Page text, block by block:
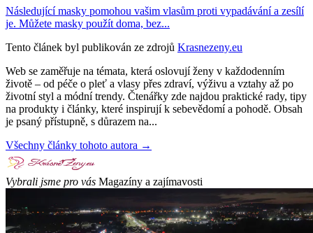
Následující masky pomohou vašim vlasům proti vypadávání a zesílí
je. Můžete masky použít doma, bez...
Tento článek byl publikován ze zdrojů Krasnezeny.eu
Web se zaměřuje na témata, která oslovují ženy v každodenním
životě – od péče o pleť a vlasy přes zdraví, výživu a vztahy až po
životní styl a módní trendy. Čtenářky zde najdou praktické rady, tipy
na produkty i články, které inspirují k sebevědomí a pohodě. Obsah
je psaný přístupně, s důrazem na...
Všechny články tohoto autora →
Vybrali jsme pro vás Magazíny a zajímavosti